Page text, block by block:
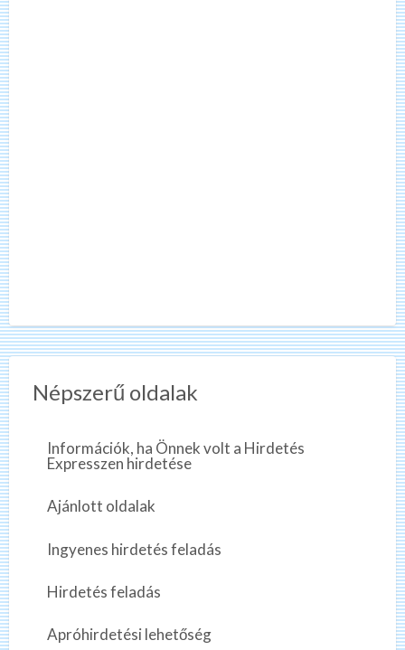
Népszerű oldalak
Információk, ha Önnek volt a Hirdetés
Expresszen hirdetése
Ajánlott oldalak
Ingyenes hirdetés feladás
Hirdetés feladás
Apróhirdetési lehetőség